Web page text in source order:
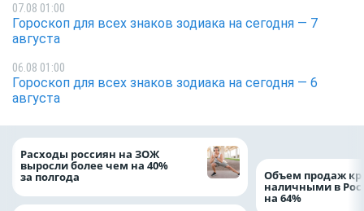
07.08 01:00
Гороскоп для всех знаков зодиака на сегодня — 7
августа
06.08 01:00
Гороскоп для всех знаков зодиака на сегодня — 6
августа
Расходы россиян на ЗОЖ
выросли более чем на 40%
за полгода Объем продаж
наличными в
на 64%